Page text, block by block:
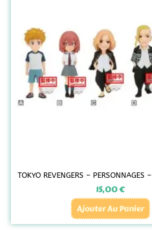
TOKYO REVENGERS – PERSONNAGES
15,00€
Ajouter Au Panier